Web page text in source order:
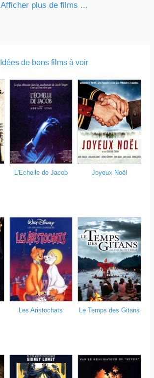
Afficher plus de films ...
Idées de bons films à voir
L'Echelle de Jacob Joyeux Noël
Les Aristochats Le Temps des Gitans